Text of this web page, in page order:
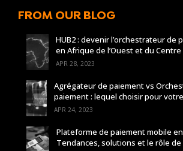
FROM OUR BLOG
HUB2 : devenir l’orchestrateur de
en Afrique de l’Ouest et du Centre
APR 28, 2023
Agrégateur de paiement vs
paiement : lequel choisir pour
APR 24, 2023
Plateforme de paiement mobile
Tendances, solutions et le rôle de